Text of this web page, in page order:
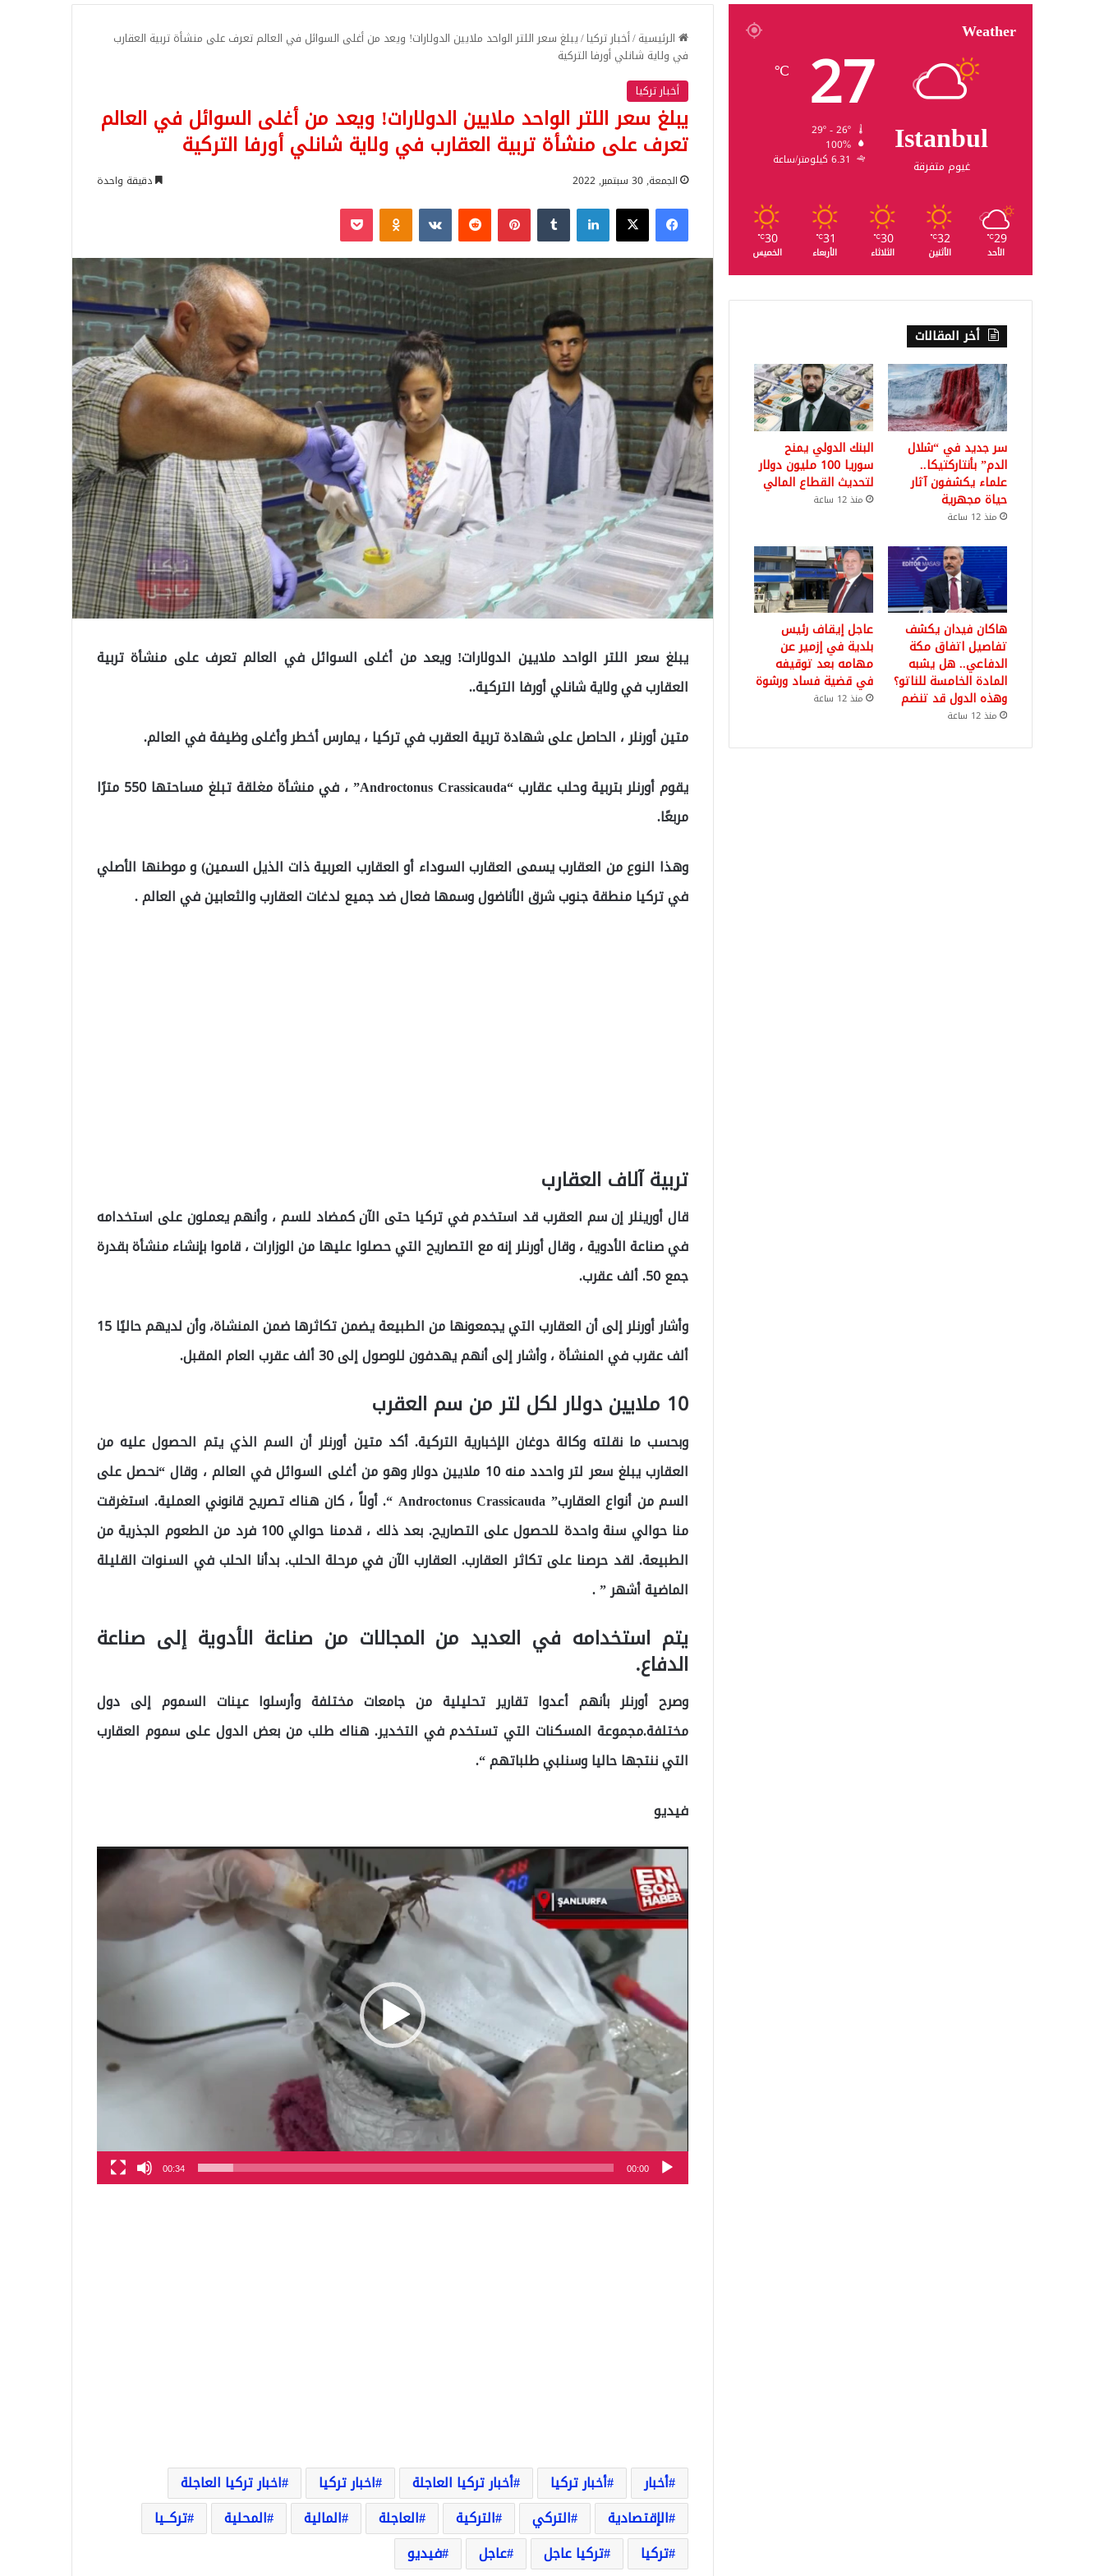
الرئيسية/أخبار تركيا/يبلغ سعر اللتر الواحد ملايين الدولارات! ويعد من أغلى السوائل في العالم تعرف على منشأة تربية العقارب
في ولاية شانلي أورفا التركية
أخبار تركيا
يبلغ سعر اللتر الواحد ملايين الدولارات! ويعد من أغلى السوائل في العالم
تعرف على منشأة تربية العقارب في ولاية شانلي أورفا التركية
الجمعة, 30 سبتمبر, 2022 دقيقة واحدة
فيسبوك‫X لينكدإن بينتيريست Odnoklassniki
‫Pocket
يبلغ سعر اللتر الواحد ملايين الدولارات! ويعد من أغلى السوائل في العالم تعرف على منشأة تربية
العقارب في ولاية شانلي أورفا التركية..
متين أورنلر ، الحاصل على شهادة تربية العقرب في تركيا ، يمارس أخطر وأغلى وظيفة في العالم.
يقوم أورنلر بتربية وحلب عقارب “Androctonus Crassicauda” ، في منشأة مغلقة تبلغ مساحتها 550 مترًا
مربعًا.
وهذا النوع من العقارب يسمى العقارب السوداء أو العقارب العربية ذات الذيل السمين) و موطنها الأصلي
في تركيا منطقة جنوب شرق الأناضول وسمها فعال ضد جميع لدغات العقارب والثعابين في العالم .
تربية آلاف العقارب
قال أورينلر إن سم العقرب قد استخدم في تركيا حتى الآن كمضاد للسم ، وأنهم يعملون على استخدامه
في صناعة الأدوية ، وقال أورنلر إنه مع التصاريح التي حصلوا عليها من الوزارات ، قاموا بإنشاء منشأة بقدرة
جمع 50. ألف عقرب.
وأشار أورنلر إلى أن العقارب التي يجمعونها من الطبيعة يضمن تكاثرها ضمن المنشاة، وأن لديهم حاليًا 15
ألف عقرب في المنشأة ، وأشار إلى أنهم يهدفون للوصول إلى 30 ألف عقرب العام المقبل.
10 ملايين دولار لكل لتر من سم العقرب
وبحسب ما نقلته وكالة دوغان الإخبارية التركية. أكد متين أورنلر أن السم الذي يتم الحصول عليه من
العقارب يبلغ سعر لتر واحدد منه 10 ملايين دولار وهو من أغلى السوائل في العالم ، وقال “نحصل على
السم من أنواع العقارب” Androctonus Crassicauda “. أولاً ، كان هناك تصريح قانوني العملية. استغرقت
منا حوالي سنة واحدة للحصول على التصاريح. بعد ذلك ، قدمنا ​​حوالي 100 فرد من الطعوم الجذرية من
الطبيعة. لقد حرصنا على تكاثر العقارب. العقارب الآن في مرحلة الحلب. بدأنا الحلب في السنوات القليلة
الماضية أشهر ” .
يتم استخدامه في العديد من المجالات من صناعة الأدوية إلى صناعة
الدفاع.
وصرح أورنلر بأنهم أعدوا تقارير تحليلية من جامعات مختلفة وأرسلوا عينات السموم إلى دول
مختلفة.مجموعة المسكنات التي تستخدم في التخدير. هناك طلب من بعض الدول على سموم العقارب
التي ننتجها حاليا وسنلبي طلباتهم “.
فيديو
مشغل
الفيديو
00:00
00:34
أخبار أخبار تركيا أخبار تركيا العاجلة اخبار تركيا
اخبار تركيا العاجلة
الإقتصادية
التركي التركية العاجلة المالية المحلية
تركــيا
تركيا
تركيا عاجل عاجل فيديو
Weather
Istanbul
غيوم متفرقة
27
℃
100%
6.31 كيلومتر/ساعة
29
℃
الأحد
32
℃
الأثنين
30
℃
الثلاثاء
31
℃
الأربعاء
30
℃
الخميس
أخر المقالات
سر جديد في “شلال
الدم” بأنتاركتيكا..
علماء يكشفون آثار
حياة مجهرية
منذ 12 ساعة
البنك الدولي يمنح
سوريا 100 مليون دولار
لتحديث القطاع المالي
منذ 12 ساعة
هاكان فيدان يكشف
تفاصيل اتفاق مكة
الدفاعي.. هل يشبه
المادة الخامسة للناتو؟
وهذه الدول قد تنضم
منذ 12 ساعة
عاجل إيقاف رئيس
بلدية في إزمير عن
مهامه بعد توقيفه
في قضية فساد ورشوة
منذ 12 ساعة